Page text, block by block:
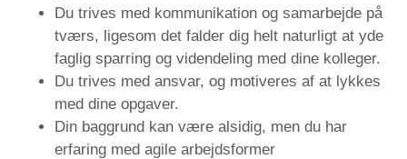
Du trives med kommunikation og samarbejde på
tværs, ligesom det falder dig helt naturligt at yde
faglig sparring og videndeling med dine kolleger.
Du trives med ansvar, og motiveres af at lykkes
med dine opgaver.
Din baggrund kan være alsidig, men du har
erfaring med agile arbejdsformer